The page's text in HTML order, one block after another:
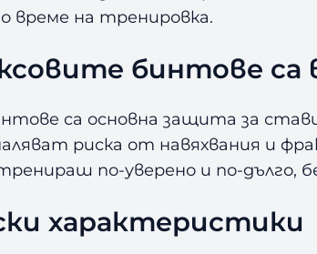
време на тренировка.
бинтове са
са основна защита за
риска от навяхвания и
по-уверено и по-дълго,
характеристики